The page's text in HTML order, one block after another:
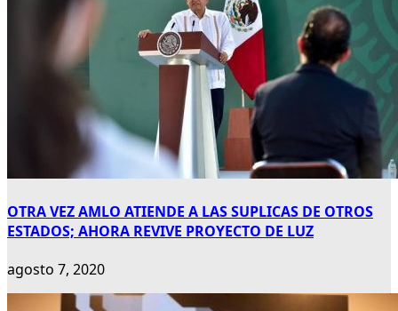
OTRA VEZ AMLO ATIENDE A LAS SUPLICAS DE OTROS
ESTADOS; AHORA REVIVE PROYECTO DE LUZ
agosto 7, 2020